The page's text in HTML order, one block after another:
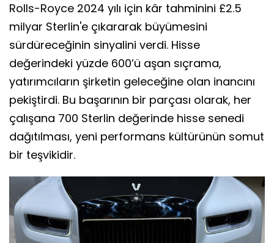
Rolls-Royce 2024 yılı için kâr tahminini £2.5
milyar Sterlin'e çıkararak büyümesini
sürdüreceğinin sinyalini verdi. Hisse
değerindeki yüzde 600’ü aşan sıçrama,
yatırımcıların şirketin geleceğine olan inancını
pekiştirdi. Bu başarının bir parçası olarak, her
çalışana 700 Sterlin değerinde hisse senedi
dağıtılması, yeni performans kültürünün somut
bir teşvikidir.